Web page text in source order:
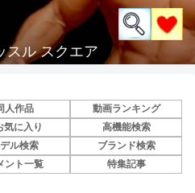
スル スクエア
人作品
動画ランキング
に入り
高機能検索
ル検索
ブランド検索
ント一覧 特集記事